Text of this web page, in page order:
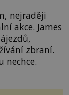
nejraději
akce. James
zbraní.
nechce.